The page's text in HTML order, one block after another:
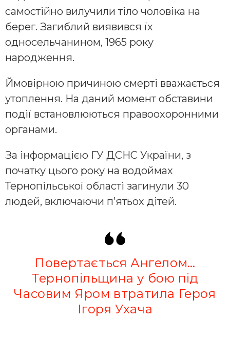
самостійно вилучили тіло чоловіка на
берег. Загиблий виявився їх
односельчанином, 1965 року
народження.
Ймовірною причиною смерті вважається
утоплення. На даний момент обставини
події встановлюються правоохоронними
органами.
За інформацією ГУ ДСНС України, з
початку цього року на водоймах
Тернопільської області загинули 30
людей, включаючи п’ятьох дітей.
Повертається Ангелом…
Тернопільщина у бою під
Часовим Яром втратила Героя
Ігоря Ухача